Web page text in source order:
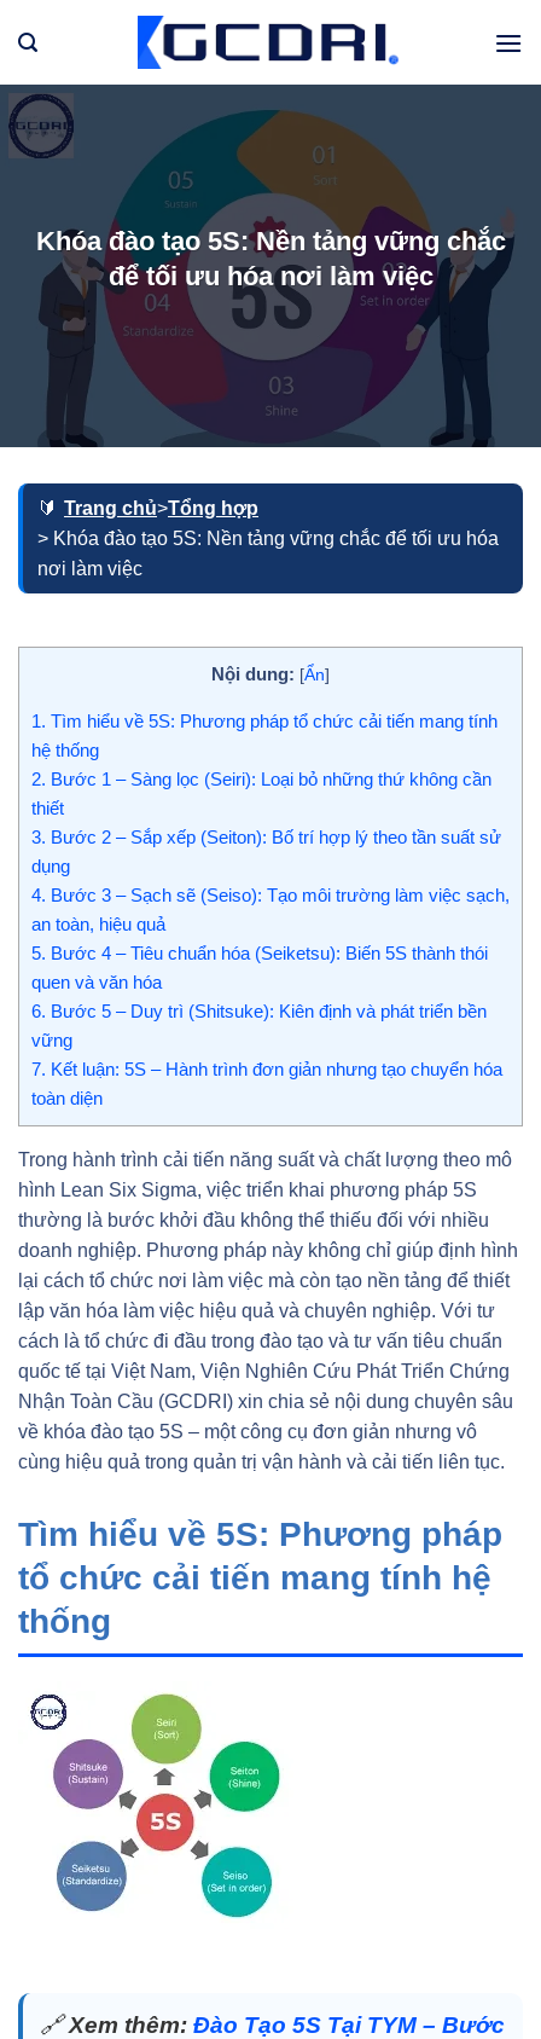
qua
dung
Khóa đào tạo 5S: Nền tảng vững chắc
để tối ưu hóa nơi làm việc
Trang chủ>Tổng hợp
> Khóa đào tạo 5S: Nền tảng vững chắc để tối ưu hóa
nơi làm việc
Nội dung: [Ẩn]
1. Tìm hiểu về 5S: Phương pháp tổ chức cải tiến mang tính
hệ thống
2. Bước 1 – Sàng lọc (Seiri): Loại bỏ những thứ không cần
thiết
3. Bước 2 – Sắp xếp (Seiton): Bố trí hợp lý theo tần suất sử
dụng
4. Bước 3 – Sạch sẽ (Seiso): Tạo môi trường làm việc sạch,
an toàn, hiệu quả
5. Bước 4 – Tiêu chuẩn hóa (Seiketsu): Biến 5S thành thói
quen và văn hóa
6. Bước 5 – Duy trì (Shitsuke): Kiên định và phát triển bền
vững
7. Kết luận: 5S – Hành trình đơn giản nhưng tạo chuyển hóa
toàn diện
Trong hành trình cải tiến năng suất và chất lượng theo mô
hình Lean Six Sigma, việc triển khai phương pháp 5S
thường là bước khởi đầu không thể thiếu đối với nhiều
doanh nghiệp. Phương pháp này không chỉ giúp định hình
lại cách tổ chức nơi làm việc mà còn tạo nền tảng để thiết
lập văn hóa làm việc hiệu quả và chuyên nghiệp. Với tư
cách là tổ chức đi đầu trong đào tạo và tư vấn tiêu chuẩn
quốc tế tại Việt Nam, Viện Nghiên Cứu Phát Triển Chứng
Nhận Toàn Cầu (GCDRI) xin chia sẻ nội dung chuyên sâu
về khóa đào tạo 5S – một công cụ đơn giản nhưng vô
cùng hiệu quả trong quản trị vận hành và cải tiến liên tục.
Tìm hiểu về 5S: Phương pháp
tổ chức cải tiến mang tính hệ
thống
🔗Xem thêm: Đào Tạo 5S Tại TYM – Bước